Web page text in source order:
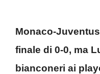
Monaco-
finale di 0-0, ma
bianconeri ai